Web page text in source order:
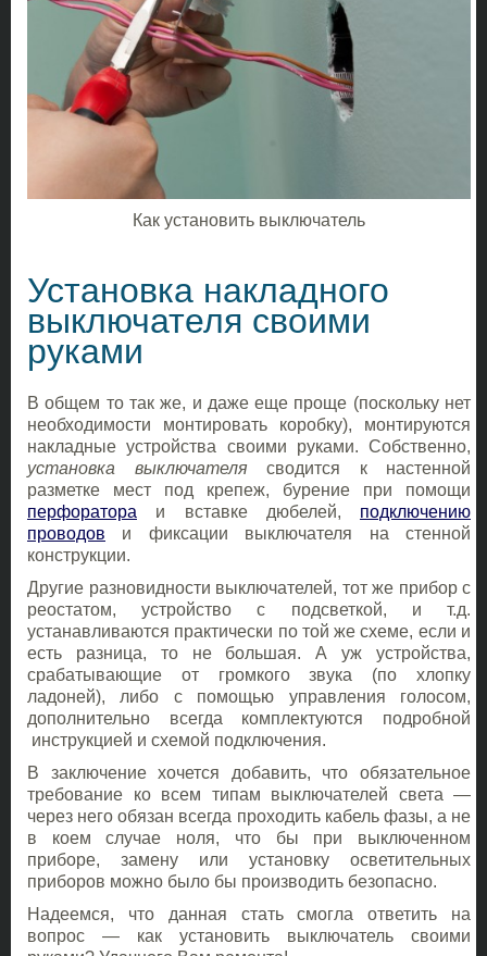
Как установить выключатель
Установка накладного
выключателя своими
руками
В общем то так же, и даже еще проще (поскольку нет
необходимости монтировать коробку), монтируются
накладные устройства своими руками. Собственно,
установка выключателясводится к настенной
разметке мест под крепеж, бурение при помощи
перфоратора и вставке дюбелей, подключению
проводов и фиксации выключателя на стенной
конструкции.
Другие разновидности выключателей, тот же прибор с
реостатом, устройство с подсветкой, и т.д.
устанавливаются практически по той же схеме, если и
есть разница, то не большая. А уж устройства,
срабатывающие от громкого звука (по хлопку
ладоней), либо с помощью управления голосом,
дополнительно всегда комплектуются подробной
инструкцией и схемой подключения.
В заключение хочется добавить, что обязательное
требование ко всем типам выключателей света —
через него обязан всегда проходить кабель фазы, а не
в коем случае ноля, что бы при выключенном
приборе, замену или установку осветительных
приборов можно было бы производить безопасно.
Надеемся, что данная стать смогла ответить на
вопрос — как установить выключатель своими